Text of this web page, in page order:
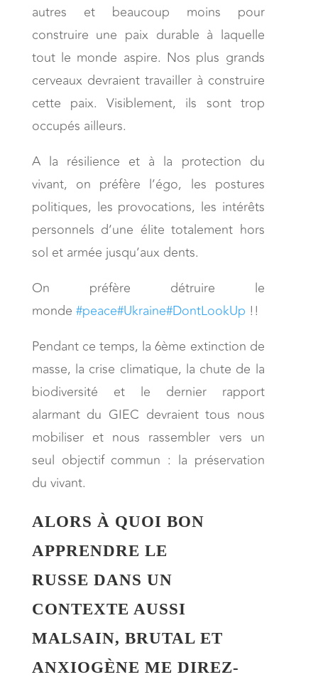
autres et beaucoup moins pour
construire une paix durable à laquelle
tout le monde aspire. Nos plus grands
cerveaux devraient travailler à construire
cette paix. Visiblement, ils sont trop
occupés ailleurs.
A la résilience et à la protection du
vivant, on préfère l’égo, les postures
politiques, les provocations, les intérêts
personnels d’une élite totalement hors
sol et armée jusqu’aux dents.
On préfère détruire le
monde #peace#Ukraine#DontLookUp !!
Pendant ce temps, la 6ème extinction de
masse, la crise climatique, la chute de la
biodiversité et le dernier rapport
alarmant du GIEC devraient tous nous
mobiliser et nous rassembler vers un
seul objectif commun : la préservation
du vivant.
ALORS À QUOI BON
APPRENDRE LE
RUSSE DANS UN
CONTEXTE AUSSI
MALSAIN, BRUTAL ET
ANXIOGÈNE ME DIREZ-